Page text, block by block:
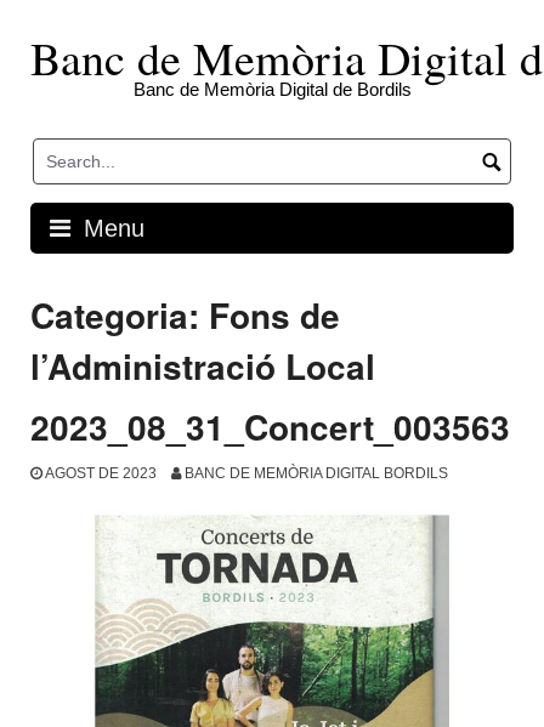
contentBanc de Memòria Digital
Banc de Memòria Digital de Bordils
Menu
Categoria: Fons de
l’Administració Local
2023_08_31_Concert_003563
AGOST DE 2023 BANC DE MEMÒRIA DIGITAL BORDILS